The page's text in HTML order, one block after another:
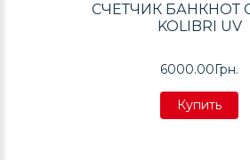
СЧЕТЧИК БАНКНОТ
KOLIBRI UV
6000.00Грн.
Купить
Купить